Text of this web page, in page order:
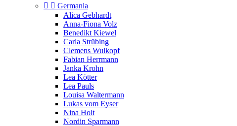
  Germania
Alica Gebhardt
Anna-Fiona Volz
Benedikt Kiewel
Carla Strübing
Clemens Wulkopf
Fabian Herrmann
Janka Krohn
Lea Kötter
Lea Pauls
Louisa Waltermann
Lukas vom Eyser
Nina Holt
Nordin Sparmann